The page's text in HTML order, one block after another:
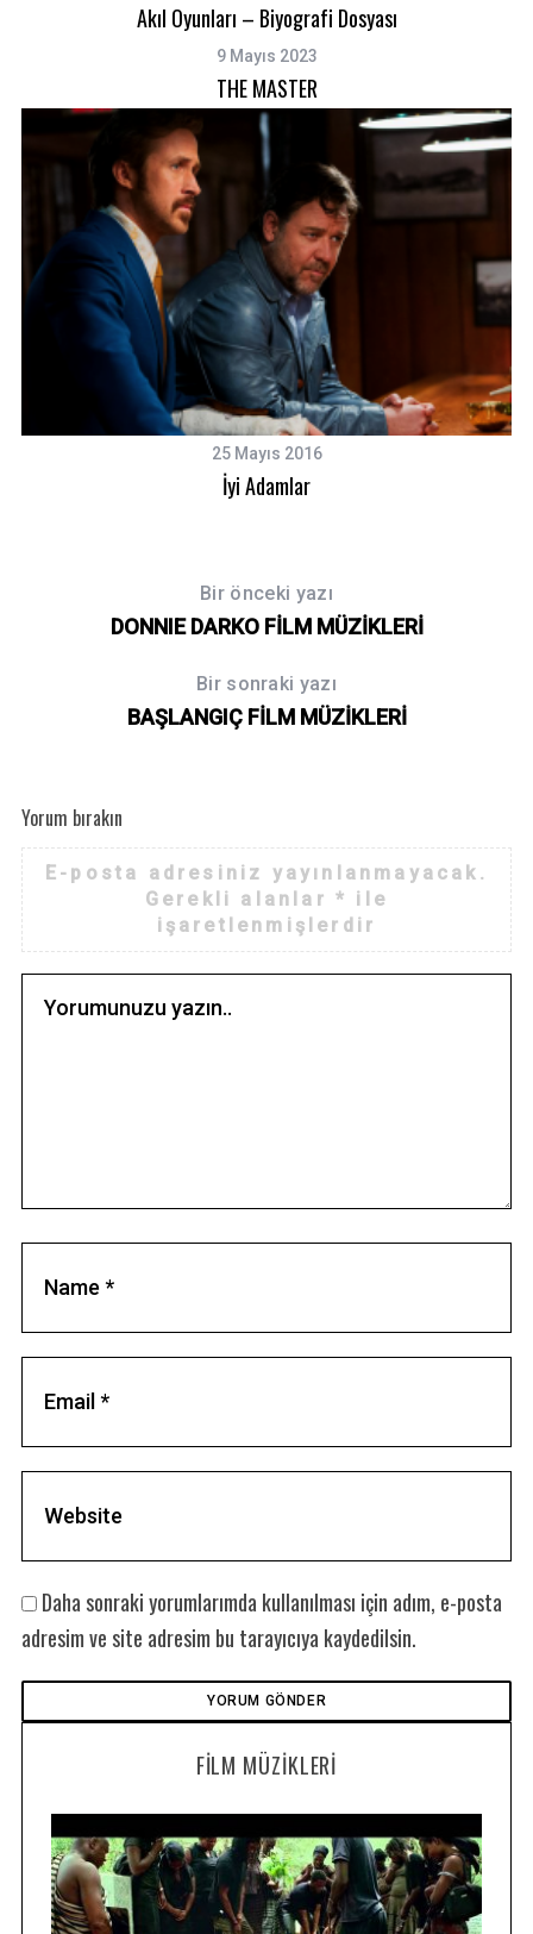
Akıl Oyunları – Biyografi Dosyası
9 Mayıs 2023
THE MASTER
25 Mayıs 2016
İyi Adamlar
Bir önceki yazı
DONNIE DARKO FİLM MÜZİKLERİ
Bir sonraki yazı
BAŞLANGIÇ FİLM MÜZİKLERİ
Yorum bırakın
E-posta adresiniz yayınlanmayacak.
Gerekli alanlar* ile
işaretlenmişlerdir
Daha sonraki yorumlarımda kullanılması için adım, e-posta
adresim ve site adresim bu tarayıcıya kaydedilsin.
FILM MÜZIKLERI
S
e
a
c